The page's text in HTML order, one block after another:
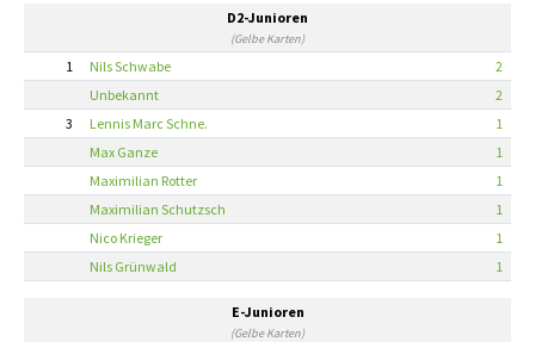
D2-Junioren
(Gelbe Karten)
1 Nils Schwabe
2
Unbekannt
2
3
Lennis Marc Schne.
1
Max Ganze
1
Maximilian Rotter
1
Maximilian Schutzsch
1
Nico Krieger
1
Nils Grünwald
1
E-Junioren
(Gelbe Karten)